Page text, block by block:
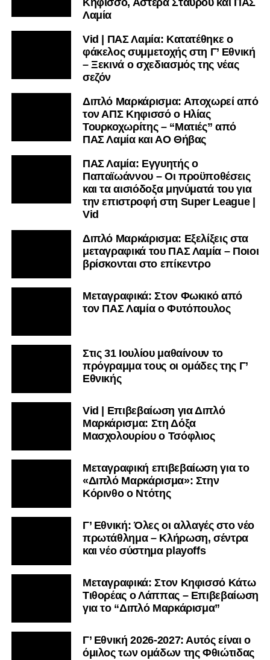
Κηφισσό, Αστέρα Σταυρού και ΠΑΣ
Λαμία
Vid | ΠΑΣ Λαμία: Κατατέθηκε ο
φάκελος συμμετοχής στη Γ’ Εθνική
– Ξεκινά ο σχεδιασμός της νέας
σεζόν
Διπλό Μαρκάρισμα: Αποχωρεί από
τον ΑΠΣ Κηφισσό ο Ηλίας
Τουρκοχωρίτης – “Ματιές” από
ΠΑΣ Λαμία και ΑΟ Θήβας
ΠΑΣ Λαμία: Εγγυητής ο
Παπαϊωάννου – Οι προϋποθέσεις
και τα αισιόδοξα μηνύματά του για
την επιστροφή στη Super League |
Vid
Διπλό Μαρκάρισμα: Εξελίξεις στα
μεταγραφικά του ΠΑΣ Λαμία – Ποιοι
βρίσκονται στο επίκεντρο
Μεταγραφικά: Στον Φωκικό από
τον ΠΑΣ Λαμία ο Φυτόπουλος
Στις 31 Ιουλίου μαθαίνουν το
πρόγραμμα τους οι ομάδες της Γ’
Εθνικής
Vid | Επιβεβαίωση για Διπλό
Μαρκάρισμα: Στη Δόξα
Μασχολουρίου ο Τσόφλιος
Μεταγραφική επιβεβαίωση για το
«Διπλό Μαρκάρισμα»: Στην
Κόρινθο ο Ντότης
Γ’ Εθνική: Όλες οι αλλαγές στο νέο
πρωτάθλημα – Κλήρωση, σέντρα
και νέο σύστημα playoffs
Μεταγραφικά: Στον Κηφισσό Κάτω
Τιθορέας ο Λάππας – Επιβεβαίωση
για το “Διπλό Μαρκάρισμα”
Γ’ Εθνική 2026-2027: Αυτός είναι ο
όμιλος των ομάδων της Φθιώτιδας